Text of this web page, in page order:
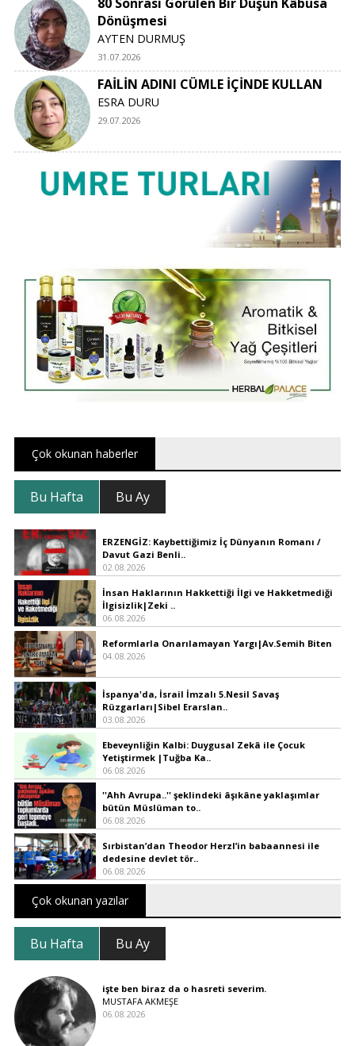
Dönüşmesi
AYTEN DURMUŞ
31.07.2026
FAİLİN ADINI CÜMLE İÇİNDE KULLAN
ESRA DURU
29.07.2026
Çok okunan haberler
Bu Hafta Bu Ay
ERZENGİZ: Kaybettiğimiz İç Dünyanın Romanı /
Davut Gazi Benli..
02.08.2026
İnsan Haklarının Hakkettiği İlgi ve Hakketmediği
İlgisizlik|Zeki ..
06.08.2026
Reformlarla Onarılamayan Yargı|Av.Semih Biten
04.08.2026
İspanya'da, İsrail İmzalı 5.Nesil Savaş
Rüzgarları|Sibel Erarslan..
03.08.2026
Ebeveynliğin Kalbi: Duygusal Zekâ ile Çocuk
Yetiştirmek |Tuğba Ka..
06.08.2026
''Ahh Avrupa..'' şeklindeki âşıkâne yaklaşımlar
bütün Müslüman to..
06.08.2026
Sırbistan’dan Theodor Herzl’in babaannesi ile
dedesine devlet tör..
06.08.2026
Çok okunan yazılar
Bu Hafta Bu Ay
işte ben biraz da o hasreti severim.
MUSTAFA AKMEŞE
06.08.2026